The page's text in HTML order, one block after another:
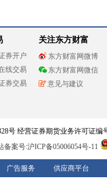
券开户
线交易
券交易
关注东方财富
东方财富网微博
东方财富网微信
意见与建议
号 经营证券期货业务许可证编
备案号:沪ICP备05006054号-11
广告服务 供应商平台